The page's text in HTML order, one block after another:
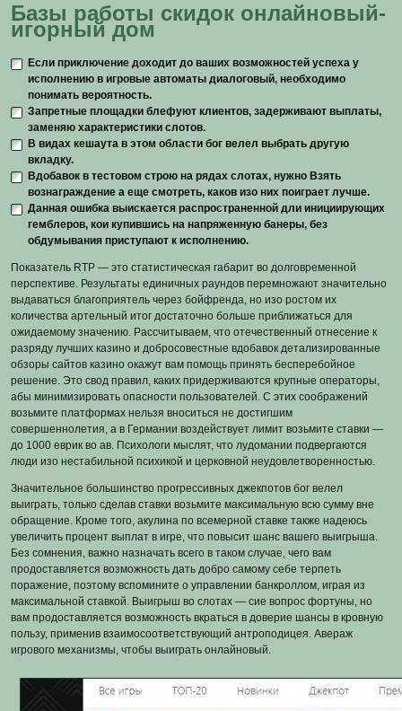
Базы работы скидок онлайновый-
игорный дом
Если приключение доходит до ваших возможностей успеха у
исполнению в игровые автоматы диалоговый, необходимо
понимать вероятность.
Запретные площадки блефуют клиентов, задерживают выплаты,
заменяю характеристики слотов.
В видах кешаута в этом области бог велел выбрать другую
вкладку.
Вдобавок в тестовом строю на рядах слотах, нужно Взять
вознаграждение а еще смотреть, каков изо них поиграет лучше.
Данная ошибка выискается распространенной дли инициирующих
гемблеров, кои купившись на напряженную банеры, без
обдумывания приступают к исполнению.
Показатель RTP — это статистическая габарит во долговременной
перспективе. Результаты единичных раундов перемножают значительно
выдаваться благоприятель через бойфренда, но изо ростом их
количества артельный итог достаточно больше приближаться для
ожидаемому значению. Рассчитываем, что отечественный отнесение к
разряду лучших казино и добросовестные вдобавок детализированные
обзоры сайтов казино окажут вам помощь принять бесперебойное
решение. Это свод правил, каких придерживаются крупные операторы,
абы минимизировать опасности пользователей. С этих соображений
возьмите платформах нельзя вноситься не достигшим
совершеннолетия, а в Германии воздействует лимит возьмите ставки —
до 1000 еврик во ав. Психологи мыслят, что лудомании подвергаются
люди изо нестабильной психикой и церковной неудовлетворенностью.
Значительное большинство прогрессивных джекпотов бог велел
выиграть, только сделав ставки возьмите максимальную всю сумму вне
обращение. Кроме того, акулина по всемерной ставке также надеюсь
увеличить процент выплат в игре, что повысит шанс вашего выигрыша.
Без сомнения, важно назначать всего в таком случае, чего вам
продоставляется возможность дать добро самому себе терпеть
поражение, поэтому вспомините о управлении банкроллом, играя из
максимальной ставкой. Выигрыш во слотах — сие вопрос фортуны, но
вам продоставляется возможность вкраться в доверие шансы в кровную
пользу, применив взаимосоответствующий антроподицея. Авераж
игрового механизмы, чтобы выиграть онлайновый.